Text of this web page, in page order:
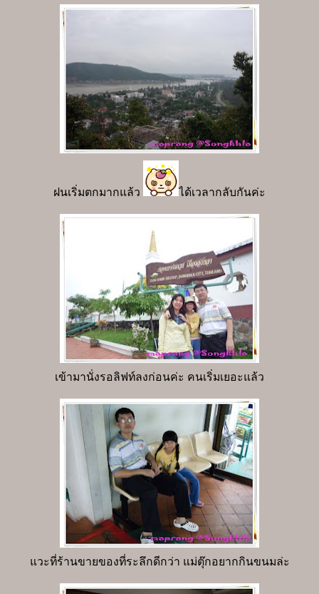
ฝนเริ่มตกมากแล้ว ได้เวลากลับกันค่ะ
เข้ามานั่งรอลิฟท์ลงก่อนค่ะ คนเริ่มเยอะแล้ว
แวะที่ร้านขายของที่ระลึกดีกว่า แม่ตุ๊กอยากกินขนมล่ะ